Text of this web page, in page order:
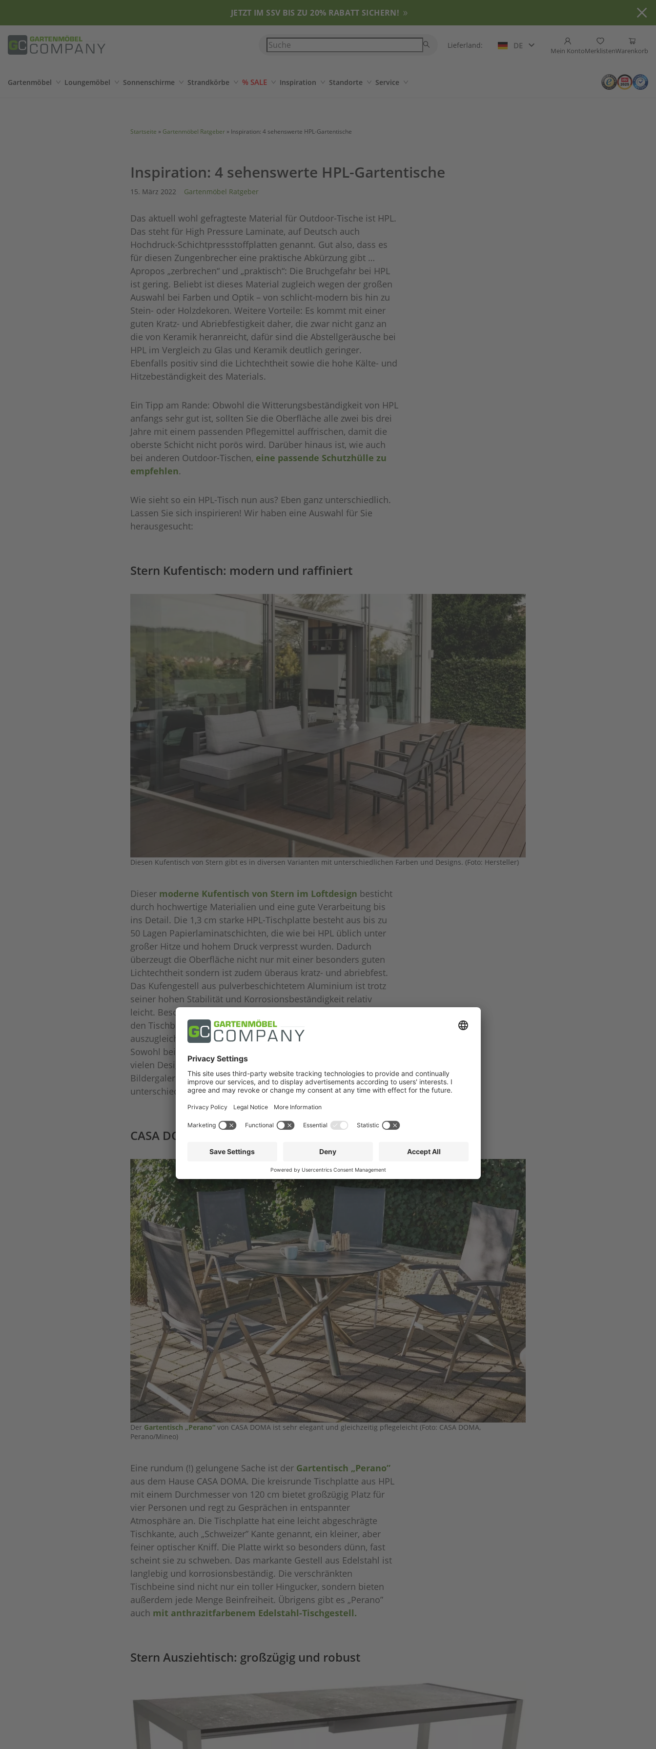
JETZT IM SSV BIS ZU 20% RABATT SICHERN!
Lieferland: DE
Mein KontoMerklistenWarenkorb
Gartenmöbel Loungemöbel Sonnenschirme Strandkörbe % SALE Inspiration Standorte Service
Startseite » Gartenmöbel Ratgeber » Inspiration: 4 sehenswerte HPL-Gartentische
Inspiration: 4 sehenswerte HPL-Gartentische
15. März 2022 Gartenmöbel Ratgeber
Das aktuell wohl gefragteste Material für Outdoor-Tische ist HPL.
Das steht für High Pressure Laminate, auf Deutsch auch
Hochdruck-Schichtpressstoffplatten genannt. Gut also, dass es
für diesen Zungenbrecher eine praktische Abkürzung gibt …
Apropos „zerbrechen“ und „praktisch“: Die Bruchgefahr bei HPL
ist gering. Beliebt ist dieses Material zugleich wegen der großen
Auswahl bei Farben und Optik – von schlicht-modern bis hin zu
Stein- oder Holzdekoren. Weitere Vorteile: Es kommt mit einer
guten Kratz- und Abriebfestigkeit daher, die zwar nicht ganz an
die von Keramik heranreicht, dafür sind die Abstellgeräusche bei
HPL im Vergleich zu Glas und Keramik deutlich geringer.
Ebenfalls positiv sind die Lichtechtheit sowie die hohe Kälte- und
Hitzebeständigkeit des Materials.
Ein Tipp am Rande: Obwohl die Witterungsbeständigkeit von HPL
anfangs sehr gut ist, sollten Sie die Oberfläche alle zwei bis drei
Jahre mit einem passenden Pflegemittel auffrischen, damit die
oberste Schicht nicht porös wird. Darüber hinaus ist, wie auch
bei anderen Outdoor-Tischen, eine passende Schutzhülle zu
empfehlen.
Wie sieht so ein HPL-Tisch nun aus? Eben ganz unterschiedlich.
Lassen Sie sich inspirieren! Wir haben eine Auswahl für Sie
herausgesucht:
Stern Kufentisch: modern und raffiniert
Diesen Kufentisch von Stern gibt es in diversen Varianten mit unterschiedlichen Farben und Designs. (Foto: Hersteller)
Dieser moderne Kufentisch von Stern im Loftdesign besticht
durch hochwertige Materialien und eine gute Verarbeitung bis
ins Detail. Die 1,3 cm starke HPL-Tischplatte besteht aus bis zu
50 Lagen Papierlaminatschichten, die wie bei HPL üblich unter
großer Hitze und hohem Druck verpresst wurden. Dadurch
überzeugt die Oberfläche nicht nur mit einer besonders guten
Lichtechtheit sondern ist zudem überaus kratz- und abriebfest.
Das Kufengestell aus pulverbeschichtetem Aluminium ist trotz
seiner hohen Stabilität und Korrosionsbeständigkeit relativ
leicht. Besonders praktisch ist zudem die Höhenanpassung an
den Tischbeinen, um kleine Unebenheiten im Boden
auszugleichen. Den Tisch stellen Sie individuell zusammen:
Sowohl beim Gestell als auch bei der Tischplatte können Sie aus
vielen Designs auswählen. Scrollen Sie einmal durch die
Bildergalerie auf der Produktseite. Sie werden erstaunt sein, wie
unterschiedlich dieser Tisch wirken kann.
CASA DOMA Perano Gartentisch: rundum elegant
Der Gartentisch „Perano“ von CASA DOMA ist sehr elegant und gleichzeitig pflegeleicht (Foto: CASA DOMA,
Perano/Mineo)
Eine rundum (!) gelungene Sache ist der Gartentisch „Perano”
aus dem Hause CASA DOMA. Die kreisrunde Tischplatte aus HPL
mit einem Durchmesser von 120 cm bietet großzügig Platz für
vier Personen und regt zu Gesprächen in entspannter
Atmosphäre an. Die Tischplatte hat eine leicht abgeschrägte
Tischkante, auch „Schweizer” Kante genannt, ein kleiner, aber
feiner optischer Kniff. Die Platte wirkt so besonders dünn, fast
scheint sie zu schweben. Das markante Gestell aus Edelstahl ist
langlebig und korrosionsbeständig. Die verschränkten
Tischbeine sind nicht nur ein toller Hingucker, sondern bieten
außerdem jede Menge Beinfreiheit. Übrigens gibt es „Perano”
auch mit anthrazitfarbenem Edelstahl-Tischgestell.
Stern Ausziehtisch: großzügig und robust